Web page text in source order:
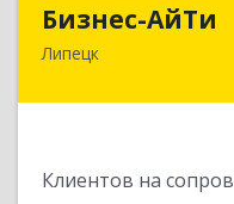
Бизнес-АйТи
Липецк
Клиентов на
398008,